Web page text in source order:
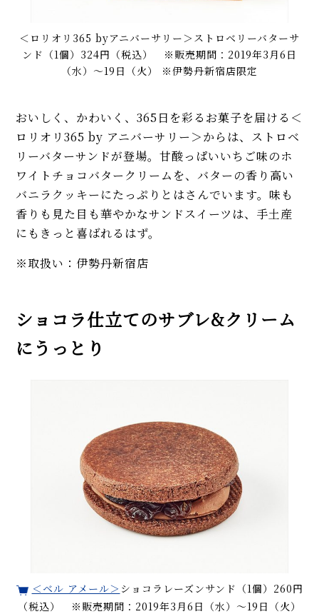
＜ロリオリ365 byアニバーサリー＞ストロベリーバターサ
ンド（1個）324円（税込） ※販売期間：2019年3月6日
（水）〜19日（火） ※伊勢丹新宿店限定
おいしく、かわいく、365日を彩るお菓子を届ける＜
ロリオリ365 by アニバーサリー＞からは、ストロベ
リーバターサンドが登場。甘酸っぱいいちご味のホ
ワイトチョコバタークリームを、バターの香り高い
バニラクッキーにたっぷりとはさんでいます。味も
香りも見た目も華やかなサンドスイーツは、手土産
にもきっと喜ばれるはず。
※取扱い：伊勢丹新宿店
ショコラ仕立てのサブレ&クリーム
にうっとり
＜ベル アメール＞ ショコラレーズンサンド（1個）260円
（税込） ※販売期間：2019年3月6日（水）〜19日（火）